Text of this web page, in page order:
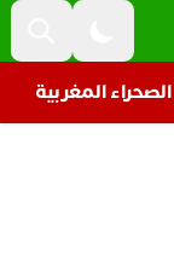
الصحراء المغربية